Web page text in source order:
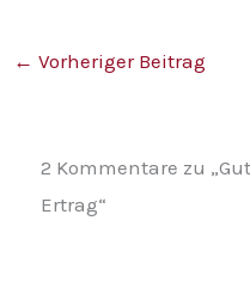
← Vorheriger Beitrag
2 Kommentare zu
Ertrag“